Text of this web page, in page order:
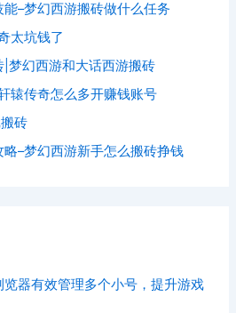
–梦幻西游搬砖做什么任务
太坑钱了
梦幻西游和大话西游搬砖
辕传奇怎么多开赚钱账号
砖
–梦幻西游新手怎么搬砖挣钱
器有效管理多个小号，提升游戏